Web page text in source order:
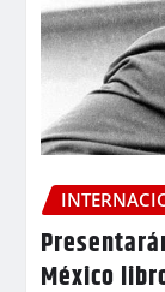
México